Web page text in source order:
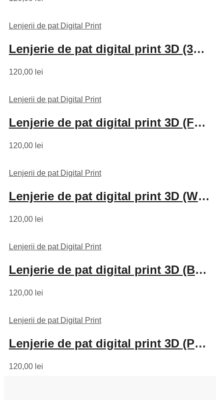
Lenjerii de pat Digital Print
Lenjerie de pat digital print 3D (3D-PR1)
120,00 lei
Lenjerii de pat Digital Print
Lenjerie de pat digital print 3D (FLAMINGO V9)
120,00 lei
Lenjerii de pat Digital Print
Lenjerie de pat digital print 3D (WHEAT SPICE)
120,00 lei
Lenjerii de pat Digital Print
Lenjerie de pat digital print 3D (BUTTERFLYES)
120,00 lei
Lenjerii de pat Digital Print
Lenjerie de pat digital print 3D (PHANTER V2)
120,00 lei